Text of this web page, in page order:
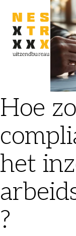
Hoe
het
?